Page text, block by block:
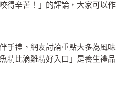
得辛苦！」的評論，大家可以作
手禮，網友討論重點大多為風
精比滴雞精好入口」是養生禮品